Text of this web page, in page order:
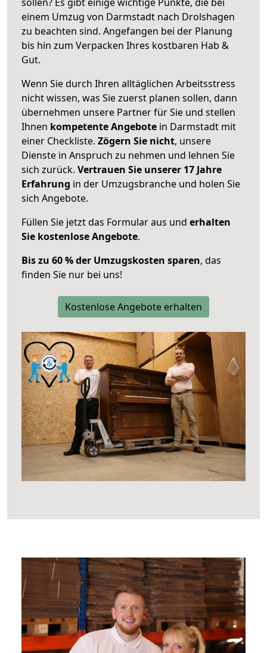
einem Umzug von Darmstadt nach Drolshagen
zu beachten sind. Angefangen bei der Planung
bis hin zum Verpacken Ihres kostbaren Hab &
Gut.
Wenn Sie durch Ihren alltäglichen Arbeitsstress
nicht wissen, was Sie zuerst planen sollen, dann
übernehmen unsere Partner für Sie und stellen
Ihnen kompetente Angebote in Darmstadt mit
einer Checkliste. Zögern Sie nicht, unsere
Dienste in Anspruch zu nehmen und lehnen Sie
sich zurück. Vertrauen Sie unserer 17 Jahre
Erfahrung in der Umzugsbranche und holen Sie
sich Angebote.
Füllen Sie jetzt das Formular aus und erhalten
Sie kostenlose Angebote.
Bis zu 60 % der Umzugskosten sparen, das
finden Sie nur bei uns!
Kostenlose Angebote erhalten